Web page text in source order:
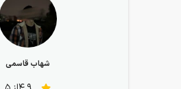
شهاب قاسمی